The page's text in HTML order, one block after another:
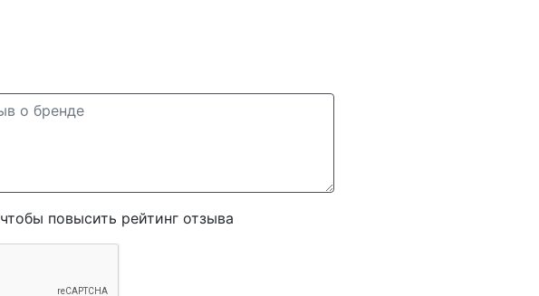
чтобы повысить рейтинг отзыва